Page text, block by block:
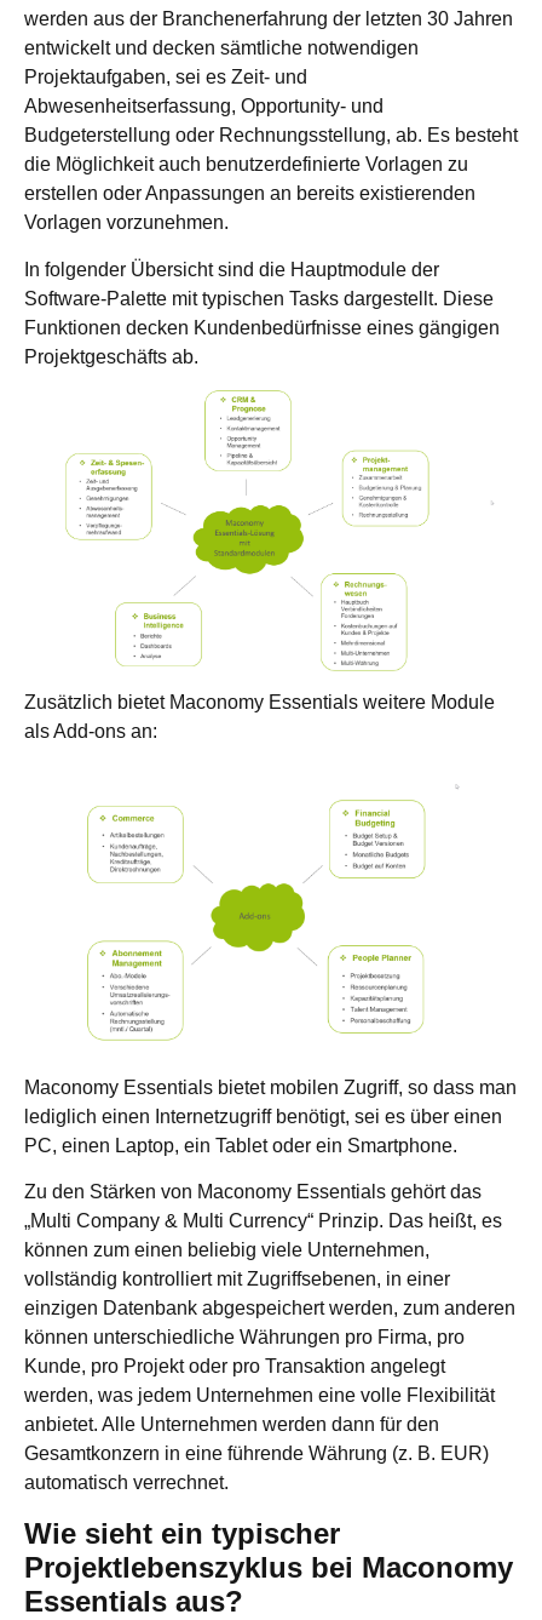
werden aus der Branchenerfahrung der letzten 30 Jahren
entwickelt und decken sämtliche notwendigen
Projektaufgaben, sei es Zeit- und
Abwesenheitserfassung, Opportunity- und
Budgeterstellung oder Rechnungsstellung, ab. Es besteht
die Möglichkeit auch benutzerdefinierte Vorlagen zu
erstellen oder Anpassungen an bereits existierenden
Vorlagen vorzunehmen.
In folgender Übersicht sind die Hauptmodule der
Software-Palette mit typischen Tasks dargestellt. Diese
Funktionen decken Kundenbedürfnisse eines gängigen
Projektgeschäfts ab.
Zusätzlich bietet Maconomy Essentials weitere Module
als Add-ons an:
Maconomy Essentials bietet mobilen Zugriff, so dass man
lediglich einen Internetzugriff benötigt, sei es über einen
PC, einen Laptop, ein Tablet oder ein Smartphone.
Zu den Stärken von Maconomy Essentials gehört das
„Multi Company & Multi Currency“ Prinzip. Das heißt, es
können zum einen beliebig viele Unternehmen,
vollständig kontrolliert mit Zugriffsebenen, in einer
einzigen Datenbank abgespeichert werden, zum anderen
können unterschiedliche Währungen pro Firma, pro
Kunde, pro Projekt oder pro Transaktion angelegt
werden, was jedem Unternehmen eine volle Flexibilität
anbietet. Alle Unternehmen werden dann für den
Gesamtkonzern in eine führende Währung (z. B. EUR)
automatisch verrechnet.
Wie sieht ein typischer
Projektlebenszyklus bei Maconomy
Essentials aus?